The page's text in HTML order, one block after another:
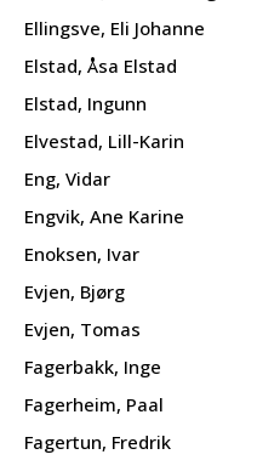
Ellingsve, Eli Johanne
Elstad, Åsa Elstad
Elstad, Ingunn
Elvestad, Lill-Karin
Eng, Vidar
Engvik, Ane Karine
Enoksen, Ivar
Evjen, Bjørg
Evjen, Tomas
Fagerbakk, Inge
Fagerheim, Paal
Fagertun, Fredrik